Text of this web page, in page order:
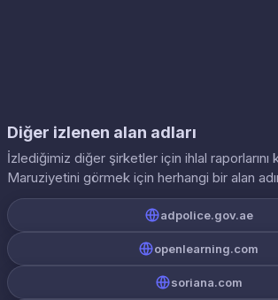
Diğer izlenen alan adları
İzlediğimiz diğer şirketler için ihlal raporlarını
Maruziyetini görmek için herhangi bir alan
adpolice.gov.ae
openlearning.com
soriana.com